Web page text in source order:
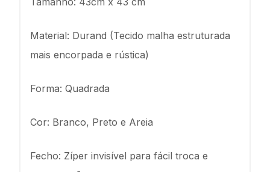
Material: Durand (Tecido malha estruturada
mais encorpada e rústica)
Forma: Quadrada
Cor: Branco, Preto e Areia
Fecho: Zíper invisível para fácil troca e